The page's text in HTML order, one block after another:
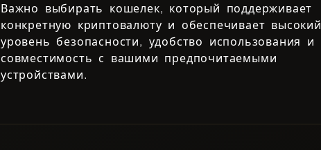
Важно выбирать кошелек, который поддерживает
конкретную криптовалюту и обеспечивает высокий
уровень безопасности, удобство использования и
совместимость с вашими предпочитаемыми
устройствами.